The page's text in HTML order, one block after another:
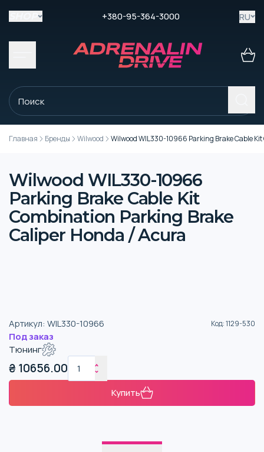
+380-95-364-3000 RU
Главная Бренды Wilwood Wilwood WIL330-10966 Parking Brake Cable
Wilwood WIL330-10966
Parking Brake Cable Kit
Combination Parking Brake
Caliper Honda / Acura
Артикул: WIL330-10966 Код:1129-530
Под заказ
Тюнинг
₴ 10656.00
Купить